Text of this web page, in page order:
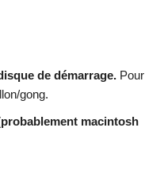
de démarrage. Pour
gong.
macintosh